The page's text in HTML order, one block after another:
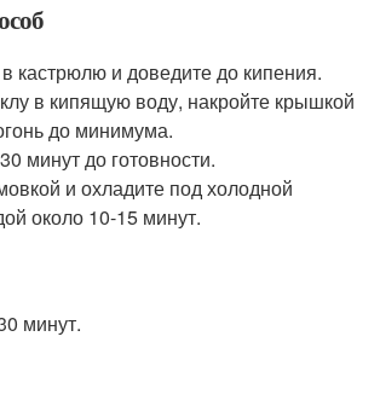
кастрюлю и доведите до кипения.
в кипящую воду, накройте крышкой
до минимума.
минут до готовности.
и охладите под холодной
около 10-15 минут.
минут.